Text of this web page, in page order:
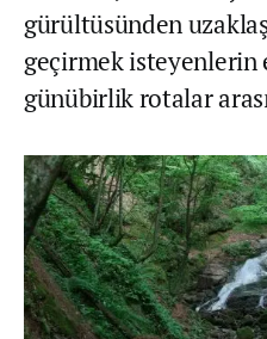
gürültüsünden
geçirmek isteyenlerin
günübirlik rotalar